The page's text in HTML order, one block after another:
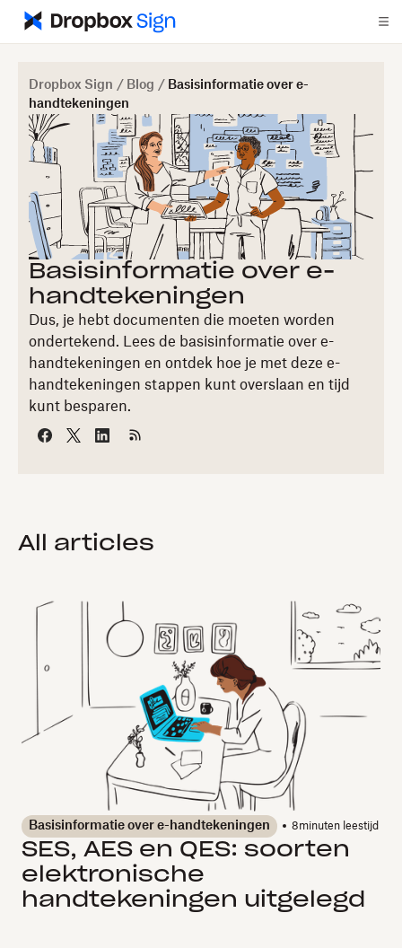
Basisinformatie over e-
handtekeningen
Dus, je hebt documenten die moeten worden
ondertekend. Lees de basisinformatie over e-
handtekeningen en ontdek hoe je met deze e-
handtekeningen stappen kunt overslaan en tijd
kunt besparen.
Dropbox Sign / Blog / Basisinformatie over e-
handtekeningen
All articles
Basisinformatie over e-handtekeningen 8minuten leestijd
SES, AES en QES: soorten
elektronische
handtekeningen uitgelegd